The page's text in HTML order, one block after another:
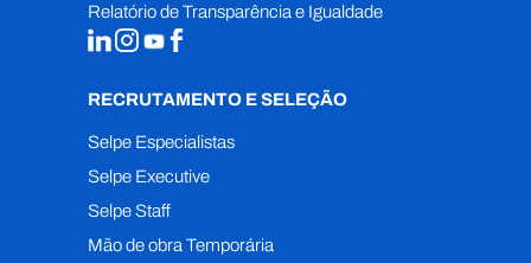
Relatório de Transparência e Igualdade
RECRUTAMENTO E SELEÇÃO
Selpe Especialistas
Selpe Executive
Selpe Staff
Mão de obra Temporária